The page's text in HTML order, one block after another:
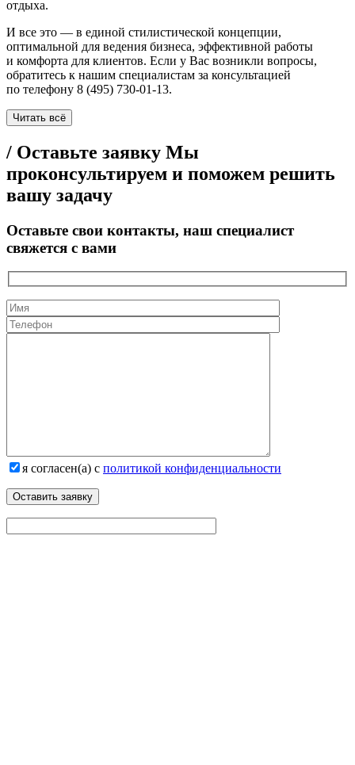
отдыха.
И все это — в единой стилистической концепции,
оптимальной для ведения бизнеса, эффективной работы
и комфорта для клиентов. Если у Вас возникли вопросы,
обратитесь к нашим специалистам за консультацией
по телефону 8 (495) 730-01-13.
Читать всё
/ Оставьте заявку Мы
проконсультируем и поможем решить
вашу задачу
Оставьте свои контакты, наш специалист
свяжется с вами
я согласен(а) с политикой конфиденциальности